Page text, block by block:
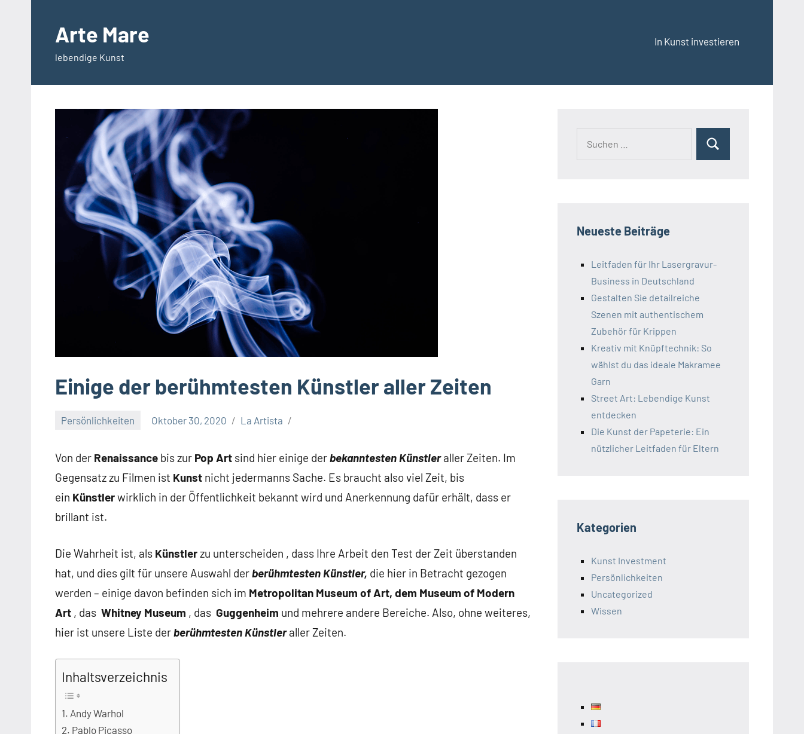
springenArte Mare
lebendige Kunst
In Kunst investieren
Einige der berühmtesten Künstler aller Zeiten
Persönlichkeiten Oktober 30, 2020 La Artista
Von der Renaissance bis zur Pop Art sind hier einige derbekanntesten Künstleraller Zeiten. Im
Gegensatz zu Filmen ist Kunst nicht jedermanns Sache. Es braucht also viel Zeit, bis
ein Künstlerwirklich in der Öffentlichkeit bekannt wird und Anerkennung dafür erhält, dass er
brillant ist.
Die Wahrheit ist, als Künstlerzu unterscheiden , dass Ihre Arbeit den Test der Zeit überstanden
hat, und dies gilt für unsere Auswahl derberühmtesten Künstler, die hier in Betracht gezogen
werden – einige davon befinden sich im Metropolitan Museum of Art, dem Museum of Modern
Art , das Whitney Museum , das Guggenheim und mehrere andere Bereiche. Also, ohne weiteres,
hier ist unsere Liste derberühmtesten Künstler aller Zeiten.
Inhaltsverzeichnis
Andy Warhol
Pablo Picasso
Suchen
Neueste Beiträge
Leitfaden für Ihr Lasergravur-
Business in Deutschland
Gestalten Sie detailreiche
Szenen mit authentischem
Zubehör für Krippen
Kreativ mit Knüpftechnik: So
wählst du das ideale Makramee
Garn
Street Art: Lebendige Kunst
entdecken
Die Kunst der Papeterie: Ein
nützlicher Leitfaden für Eltern
Kategorien
Kunst Investment
Persönlichkeiten
Uncategorized
Wissen